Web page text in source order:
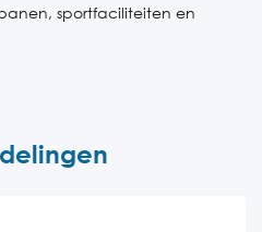
sportfaciliteiten en